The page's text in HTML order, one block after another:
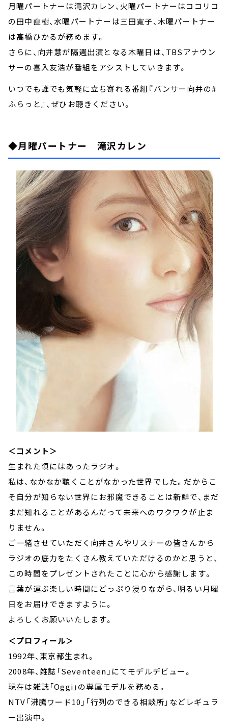
月曜パートナーは滝沢カレン、火曜パートナーはココリコ
の田中直樹、水曜パートナーは三田寛子、木曜パートナー
は高橋ひかるが務めます。
さらに、向井慧が隔週出演となる木曜日は、TBSアナウン
サーの喜入友浩が番組をアシストしていきます。
いつでも誰でも気軽に立ち寄れる番組『パンサー向井の#
ふらっと』、ぜひお聴きください。
◆月曜パートナー 滝沢カレン
＜コメント＞
生まれた頃にはあったラジオ。
私は、なかなか聴くことがなかった世界でした。だからこ
そ自分が知らない世界にお邪魔できることは新鮮で、まだ
まだ知れることがあるんだって未来へのワクワクが止ま
りません。
ご一緒させていただく向井さんやリスナーの皆さんから
ラジオの底力をたくさん教えていただけるのかと思うと、
この時間をプレゼントされたことに心から感謝します。
言葉が運ぶ楽しい時間にどっぷり浸りながら、明るい月曜
日をお届けできますように。
よろしくお願いいたします。
＜プロフィール＞
1992年、東京都生まれ。
2008年、雑誌「Seventeen」にてモデルデビュー。
現在は雑誌「Oggi」の専属モデルを務める。
NTV「沸騰ワード10」「行列のできる相談所」などレギュラ
ー出演中。